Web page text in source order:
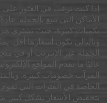
إذا كنت ترغب في العثور على
الأماكن التي تبيع بالجملة.
بكميات كبيرة، حيث تشتري
وبالتالي تكون أسعارها أقل.
الجملة عبر الإنترنت أو في
غالبًا ما تقدم المواقع
المرآب خصومات كبيرة.
الخاصة في الفترات التي تقوم
بتخفيض الأسعار بشكل كبير.